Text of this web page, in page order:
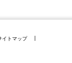
イトマップ